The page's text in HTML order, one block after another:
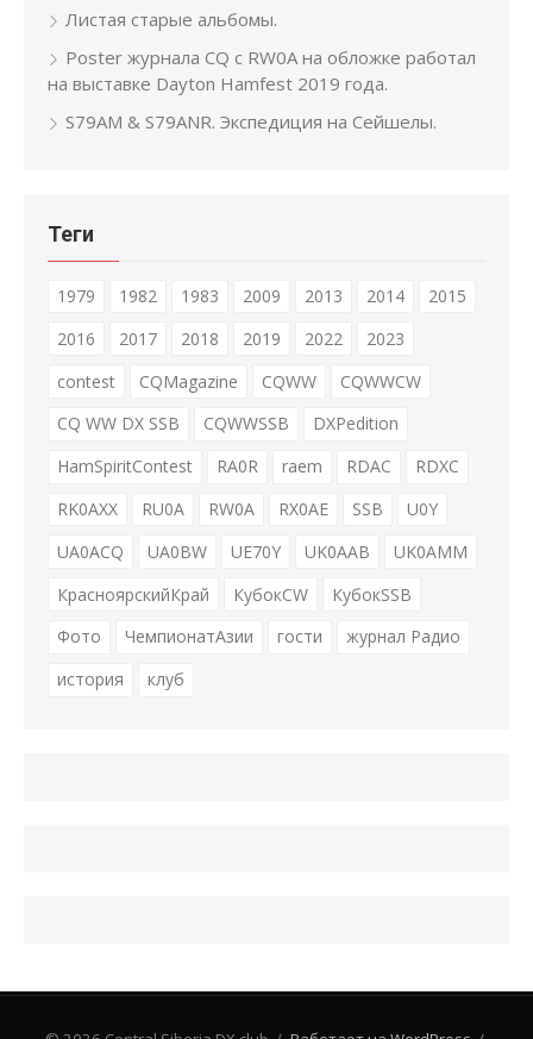
Листая старые альбомы.
Poster журнала CQ с RW0A на обложке работал
на выставке Dayton Hamfest 2019 года.
S79AM & S79ANR. Экспедиция на Сейшелы.
Теги
1979 1982 1983 2009 2013 2014
2015
2016
2017 2018 2019 2022
2023
contest
CQMagazine CQWW
CQWWCW
CQ WW DX SSB
CQWWSSB
DXPedition
HamSpiritContest
RA0R raem RDAC
RDXC
RK0AXX
RU0A RW0A RX0AE SSB
U0Y
UA0ACQ
UA0BW UE70Y UK0AAB
UK0AMM
КрасноярскийКрай
КубокCW
КубокSSB
Фото
ЧемпионатАзии гости
журнал Радио
история
клуб